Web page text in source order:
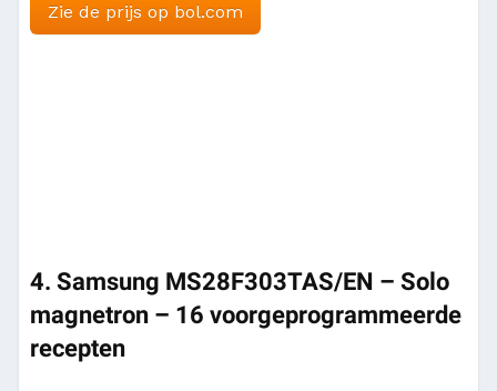
Zie de prijs op bol.com
4. Samsung MS28F303TAS/EN – Solo
magnetron – 16 voorgeprogrammeerde
recepten